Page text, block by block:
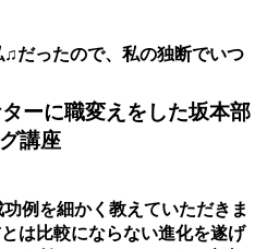
だったので、私の独断でいつ
ーに職変えをした坂本部
講座
例を細かく教えていただきま
は比較にならない進化を遂げ